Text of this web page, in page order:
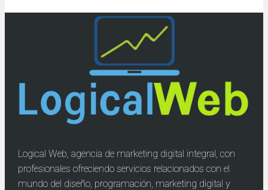
Logical Web, agencia de marketing digital integral, con
profesionales ofreciendo servicios relacionados con el
mundo del diseño, programación, marketing digital y